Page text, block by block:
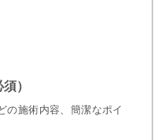
）
の施術内容、簡潔なポイ